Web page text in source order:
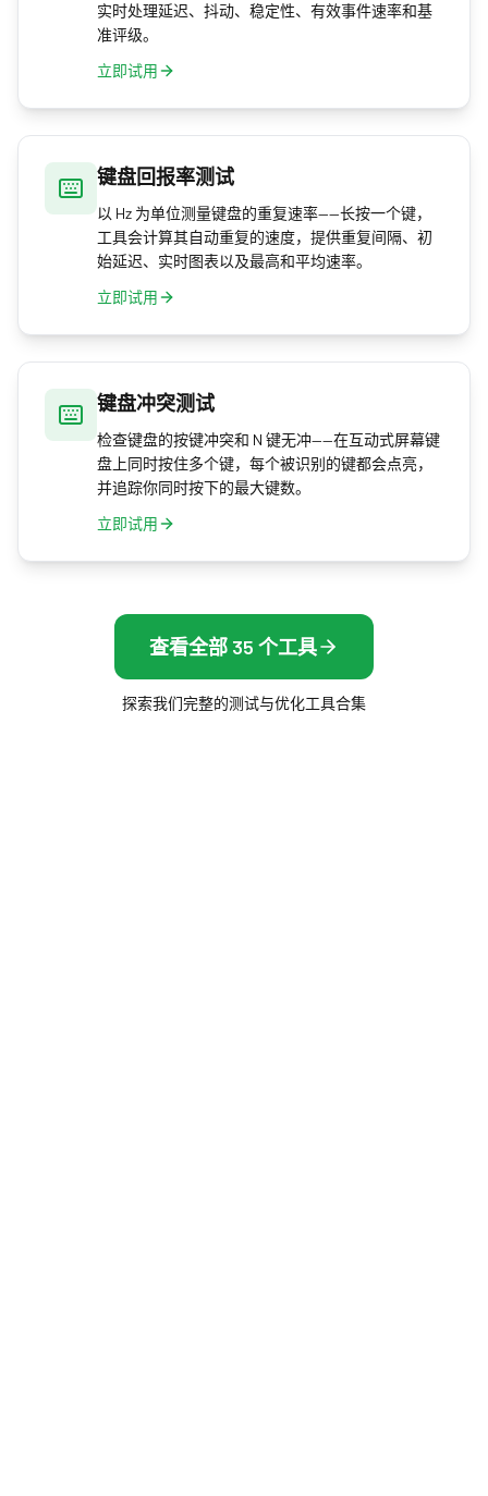
实时处理延迟、抖动、稳定性、有效事件速率和基
准评级。
立即试用
键盘回报率测试
以 Hz 为单位测量键盘的重复速率——长按一个键，
工具会计算其自动重复的速度，提供重复间隔、初
始延迟、实时图表以及最高和平均速率。
立即试用
键盘冲突测试
检查键盘的按键冲突和 N 键无冲——在互动式屏幕键
盘上同时按住多个键，每个被识别的键都会点亮，
并追踪你同时按下的最大键数。
立即试用
查看全部 35 个工具
探索我们完整的测试与优化工具合集